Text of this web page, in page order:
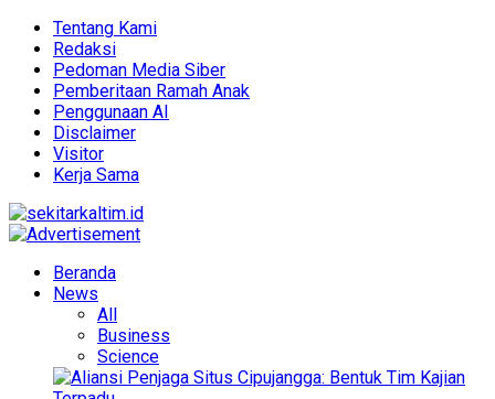
Tentang Kami
Redaksi
Pedoman Media Siber
Pemberitaan Ramah Anak
Penggunaan AI
Disclaimer
Visitor
Kerja Sama
Beranda
News
All
Business
Science